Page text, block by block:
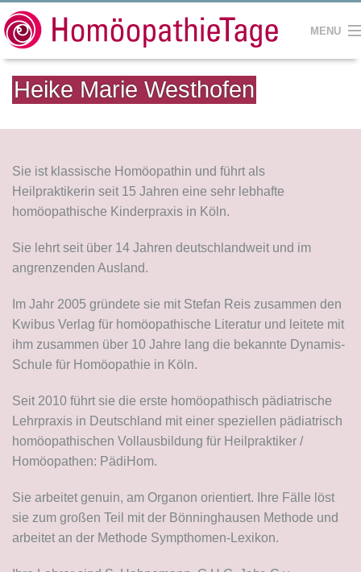
MENU
HOME
KONTAKT
IMPRESSUM
Heike Marie Westhofen
Sie ist klassische Homöopathin und führt als
Heilpraktikerin seit 15 Jahren eine sehr lebhafte
homöopathische Kinderpraxis in Köln.
Sie lehrt seit über 14 Jahren deutschlandweit und im
angrenzenden Ausland.
Im Jahr 2005 gründete sie mit Stefan Reis zusammen den
Kwibus Verlag für homöopathische Literatur und leitete mit
ihm zusammen über 10 Jahre lang die bekannte Dynamis-
Schule für Homöopathie in Köln.
Seit 2010 führt sie die erste homöopathisch pädiatrische
Lehrpraxis in Deutschland mit einer speziellen pädiatrisch
homöopathischen Vollausbildung für Heilpraktiker /
Homöopathen: PädiHom.
Sie arbeitet genuin, am Organon orientiert. Ihre Fälle löst
sie zum großen Teil mit der Bönninghausen Methode und
arbeitet an der Methode Sympthomen-Lexikon.